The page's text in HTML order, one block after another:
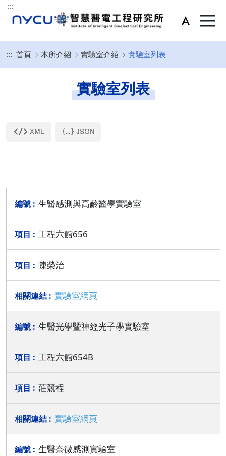
:::
::: 首頁 本所介紹 實驗室介紹 實驗室列表
實驗室列表
生醫感測與高齡醫學實驗室
工程六館656
陳榮治
實驗室網頁
生醫光學暨神經光子學實驗室
工程六館654B
莊競程
實驗室網頁
生醫奈微感測實驗室